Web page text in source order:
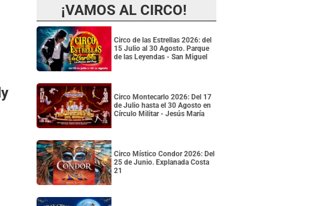
¡VAMOS AL CIRCO!
Circo de las Estrellas 2026: del
15 Julio al 30 Agosto. Parque
de las Leyendas - San Miguel
Circo Montecarlo 2026: Del 17
de Julio hasta el 30 Agosto en
Círculo Militar - Jesús María
Circo Místico Condor 2026: Del
25 de Junio. Explanada Costa
21